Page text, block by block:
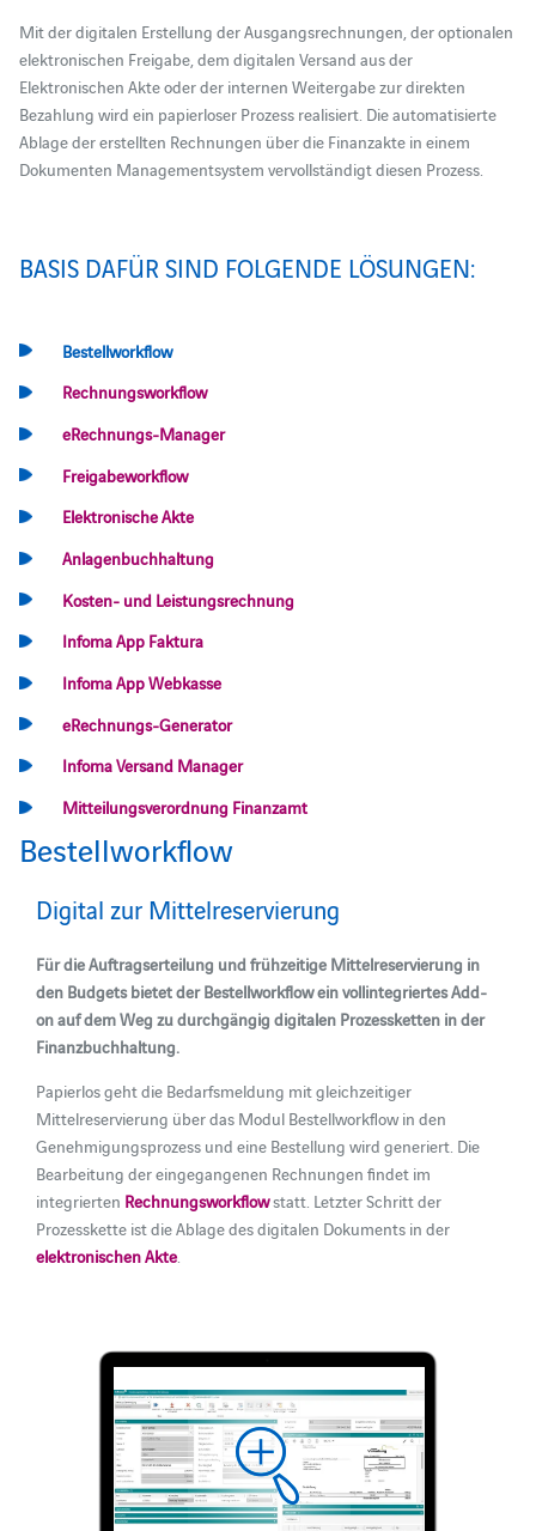
Mit der digitalen Erstellung der Ausgangsrechnungen, der optionalen
elektronischen Freigabe, dem digitalen Versand aus der
Elektronischen Akte oder der internen Weitergabe zur direkten
Bezahlung wird ein papierloser Prozess realisiert. Die automatisierte
Ablage der erstellten Rechnungen über die Finanzakte in einem
Dokumenten Managementsystem vervollständigt diesen Prozess.
BASIS DAFÜR SIND FOLGENDE LÖSUNGEN:
Bestellworkflow
Rechnungsworkflow
eRechnungs-Manager
Freigabeworkflow
Elektronische Akte
Anlagenbuchhaltung
Kosten- und Leistungsrechnung
Infoma App Faktura
Infoma App Webkasse
eRechnungs-Generator
Infoma Versand Manager
Mitteilungsverordnung Finanzamt
Bestellworkflow
Digital zur Mittelreservierung
Für die Auftragserteilung und frühzeitige Mittelreservierung in
den Budgets bietet der Bestellworkflow ein vollintegriertes Add-
on auf dem Weg zu durchgängig digitalen Prozessketten in der
Finanzbuchhaltung.
Papierlos geht die Bedarfsmeldung mit gleichzeitiger
Mittelreservierung über das Modul Bestellworkflow in den
Genehmigungsprozess und eine Bestellung wird generiert. Die
Bearbeitung der eingegangenen Rechnungen findet im
integrierten Rechnungsworkflowstatt. Letzter Schritt der
Prozesskette ist die Ablage des digitalen Dokuments in der
elektronischen Akte.